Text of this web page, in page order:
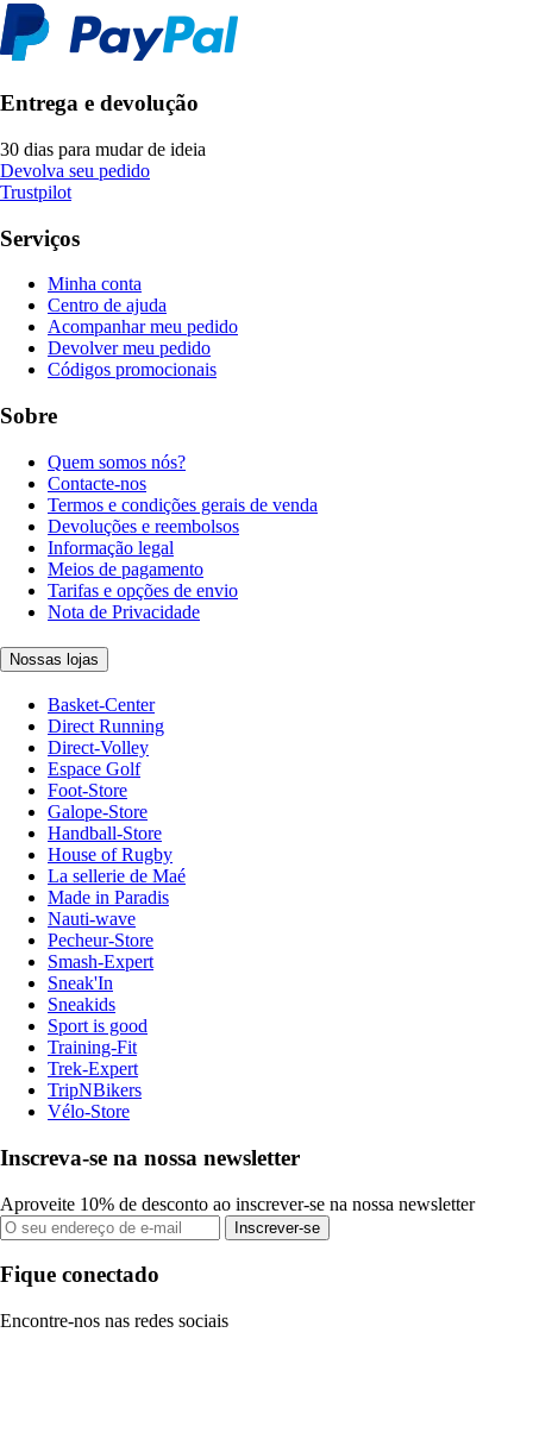
Entrega e devolução
30 dias para mudar de ideia
Devolva seu pedido
Trustpilot
Serviços
Minha conta
Centro de ajuda
Acompanhar meu pedido
Devolver meu pedido
Códigos promocionais
Sobre
Quem somos nós?
Contacte-nos
Termos e condições gerais de venda
Devoluções e reembolsos
Informação legal
Meios de pagamento
Tarifas e opções de envio
Nota de Privacidade
Nossas lojas
Basket-Center
Direct Running
Direct-Volley
Espace Golf
Foot-Store
Galope-Store
Handball-Store
House of Rugby
La sellerie de Maé
Made in Paradis
Nauti-wave
Pecheur-Store
Smash-Expert
Sneak'In
Sneakids
Sport is good
Training-Fit
Trek-Expert
TripNBikers
Vélo-Store
Inscreva-se na nossa newsletter
Aproveite 10% de desconto ao inscrever-se na nossa newsletter
Inscrever-se
Fique conectado
Encontre-nos nas redes sociais